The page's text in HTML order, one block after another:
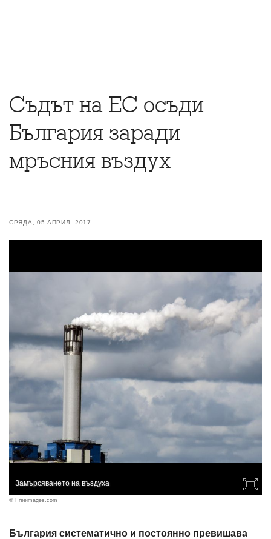
Съдът на ЕС осъди
България заради
мръсния въздух
СРЯДА, 05 АПРИЛ, 2017
Замърсяването на въздуха
© Freeimages.com
България систематично и постоянно превишава